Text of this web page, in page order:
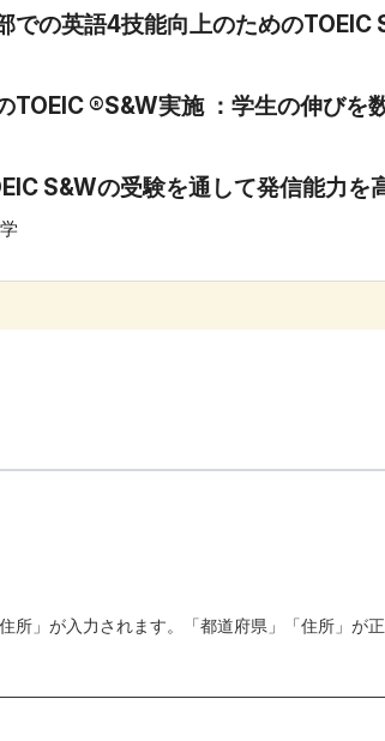
での英語4技能向上のためのTOEIC
TOEIC ®S&W実施 ：学生の伸びを
S&Wの受験を通して発信能力を
所」が入力されます。「都道府県」「住所」が